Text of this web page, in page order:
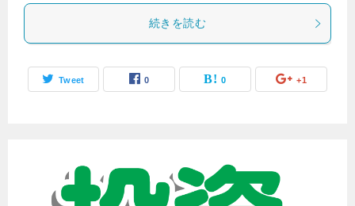
続きを読む
Tweet 0 0 +1